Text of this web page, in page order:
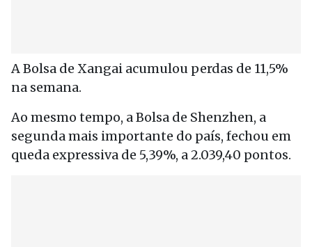
A Bolsa de Xangai acumulou perdas de 11,5%
na semana.
Ao mesmo tempo, a Bolsa de Shenzhen, a
segunda mais importante do país, fechou em
queda expressiva de 5,39%, a 2.039,40 pontos.